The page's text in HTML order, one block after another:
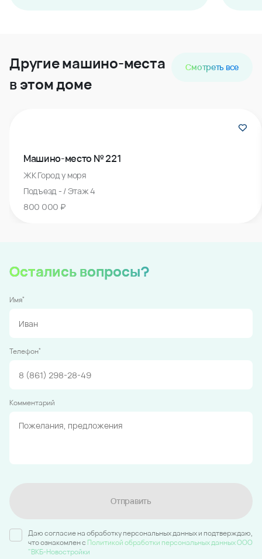
Другие машино-места
в этом доме
Смотреть все
Машино-место № 221
ЖК Город у моря
Подъезд - / Этаж 4
800 000 ₽
Остались вопросы?
Имя*
Телефон*
Комментарий
Отправить
Даю согласие на обработку персональных данных и подтверждаю,
что ознакомлен c Политикой обработки персональных данных ООО
"ВКБ-Новостройки